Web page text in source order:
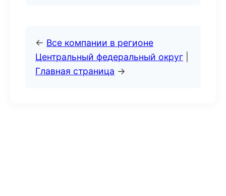
← Все компании в регионе
Центральный федеральный округ
Главная страница →